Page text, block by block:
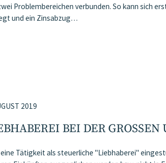
Problembereichen verbunden. So kann sich
und ein Zinsabzug…
2019
BEI DER
eine Tätigkeit als steuerliche "Liebhaberei"